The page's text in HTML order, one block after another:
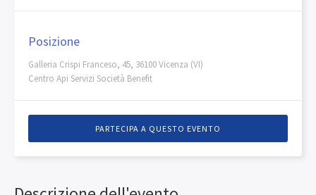
Posizione
Galleria Crispi Franceso, 45, 36100 Vicenza (VI)
Centro Api Servizi Società Benefit
PARTECIPA A QUESTO EVENTO